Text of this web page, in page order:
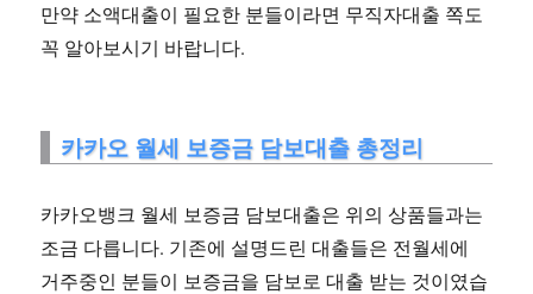
만약 소액대출이 필요한 분들이라면 무직자대출 쪽도
꼭 알아보시기 바랍니다.
카카오 월세 보증금 담보대출 총정리
카카오뱅크 월세 보증금 담보대출은 위의 상품들과는
조금 다릅니다. 기존에 설명드린 대출들은 전월세에
거주중인 분들이 보증금을 담보로 대출 받는 것이였습